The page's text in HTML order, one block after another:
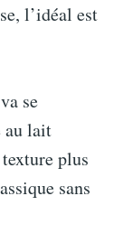
l’idéal est
se
au lait
plus
sans